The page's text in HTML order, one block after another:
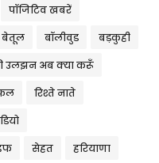
पॉजिटिव खबरें
बेतूल बॉलीवुड बड़कुही
उलझन अब क्या करूँ
रिश्ते नाते
सेहत हरियाणा